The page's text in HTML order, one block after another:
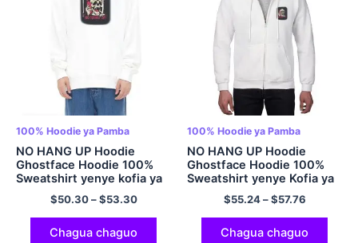
100% Hoodie ya Pamba
NO HANG UP Hoodie
Ghostface Hoodie 100%
Sweatshirt yenye kofia ya
Pamba Iliyopendeza kwa
Wanaume na Wanawake ya
Halloween inayolingana ya
Hoodie Multicolor
$50.30–$53.30
Chagua chaguo
100% Hoodie ya Pamba
NO HANG UP Hoodie
Ghostface Hoodie 100%
Sweatshirt yenye Kofia ya
Pamba kwa Wanaume na
Wanawake ya Halloween
Inalingana na Hoodie
Multicolor
$55.24–$57.76
Chagua chaguo